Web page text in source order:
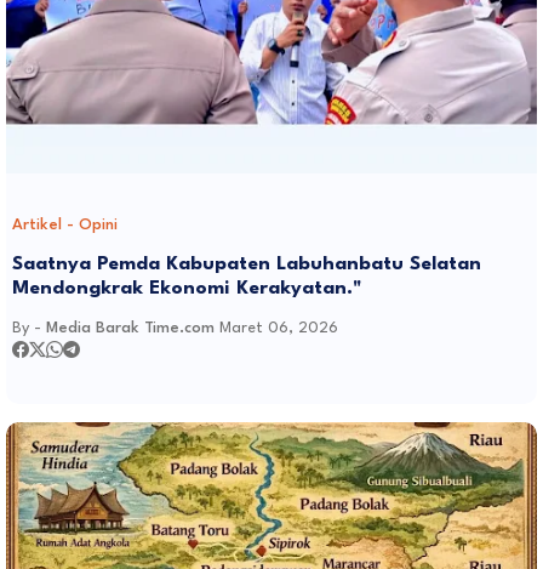
Artikel - Opini
Saatnya Pemda Kabupaten Labuhanbatu Selatan
Mendongkrak Ekonomi Kerakyatan."
By - Media Barak Time.com Maret 06, 2026